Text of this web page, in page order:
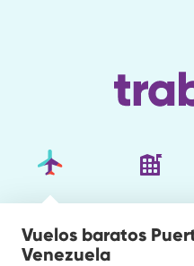
Vuelos baratos
Venezuela